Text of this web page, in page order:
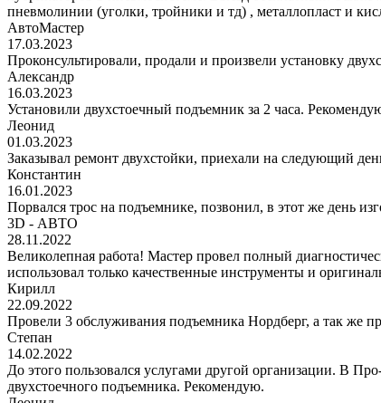
пневмолинии (уголки, тройники и тд) , металлопласт и
АвтоМастер
17.03.2023
Проконсультировали, продали и произвели установку
Александр
16.03.2023
Установили двухстоечный подъемник за 2 часа.
Леонид
01.03.2023
Заказывал ремонт двухстойки, приехали на следующий
Константин
16.01.2023
Порвался трос на подъемнике, позвонил, в этот же день
3D - АВТО
28.11.2022
Великолепная работа! Мастер провел полный
использовал только качественные инструменты и
Кирилл
22.09.2022
Провели 3 обслуживания подъемника Нордберг, а так же
Степан
14.02.2022
До этого пользовался услугами другой организации. В
двухстоечного подъемника. Рекомендую.